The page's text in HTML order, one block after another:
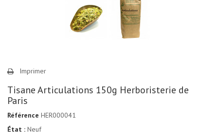
Imprimer
Tisane Articulations 150g Herboristerie de
Paris
Référence HER000041
État : Neuf